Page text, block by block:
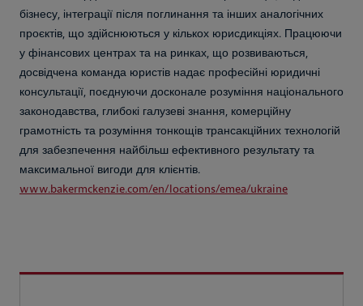
бізнесу, інтеграції після поглинання та інших аналогічних
проєктів, що здійснюються у кількох юрисдикціях. Працюючи
у фінансових центрах та на ринках, що розвиваються,
досвідчена команда юристів надає професійні юридичні
консультації, поєднуючи досконале розуміння національного
законодавства, глибокі галузеві знання, комерційну
грамотність та розуміння тонкощів трансакційних технологій
для забезпечення найбільш ефективного результату та
максимальної вигоди для клієнтів.
www.bakermckenzie.com/en/locations/emea/ukraine